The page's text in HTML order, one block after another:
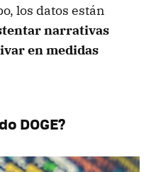
los datos están
narrativas
en medidas
DOGE?